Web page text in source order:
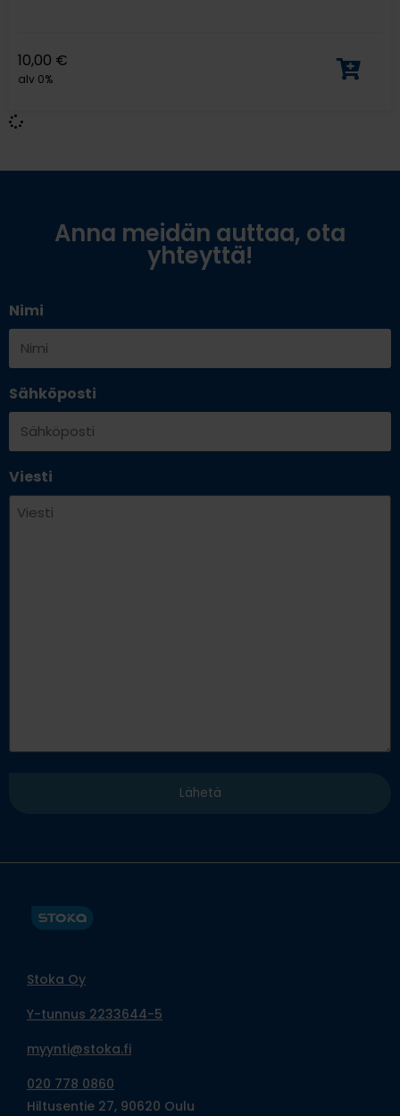
10,00 €
alv 0%
Anna meidän auttaa, ota
yhteyttä!
Nimi
Sähköposti
Viesti
Stoka Oy
Y-tunnus 2233644-5
myynti@stoka.fi
020 778 0860
Hiltusentie 27, 90620 Oulu